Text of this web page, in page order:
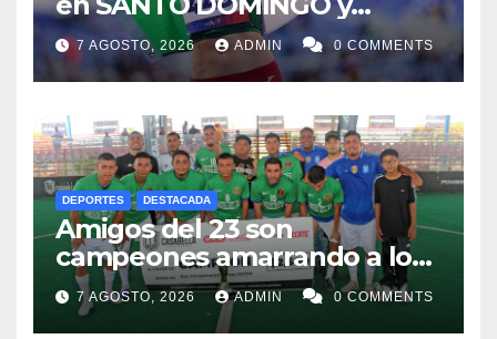
dedica Medalla a sus padres
fallecidos
7 AGOSTO, 2026 ADMIN 0 COMMENTS
DEPORTES DESTACADA
Amigos del 23 son
campeones amarrando a los
“Perros Bravos”
7 AGOSTO, 2026 ADMIN 0 COMMENTS